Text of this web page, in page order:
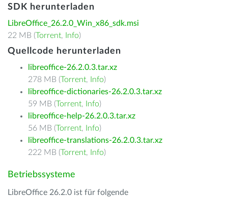
SDK herunterladen
LibreOffice_26.2.0_Win_x86_sdk.msi
22 MB (Torrent, Info)
Quellcode herunterladen
libreoffice-26.2.0.3.tar.xz
278 MB (Torrent, Info)
libreoffice-dictionaries-26.2.0.3.tar.xz
59 MB (Torrent, Info)
libreoffice-help-26.2.0.3.tar.xz
56 MB (Torrent, Info)
libreoffice-translations-26.2.0.3.tar.xz
222 MB (Torrent, Info)
Betriebssysteme
LibreOffice 26.2.0 ist für folgende